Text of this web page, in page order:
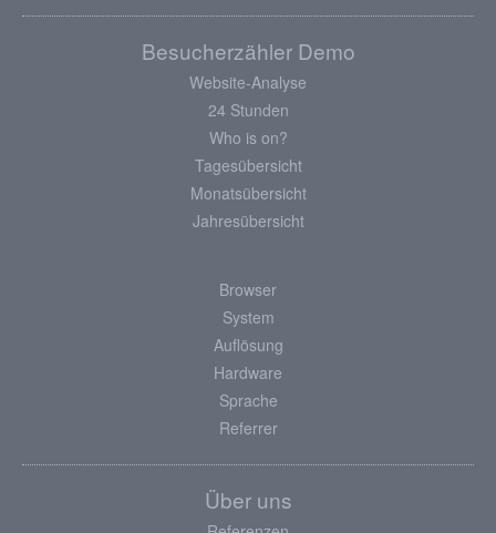
Besucherzähler Demo
Website-Analyse
24 Stunden
Who is on?
Tagesübersicht
Monatsübersicht
Jahresübersicht
Browser
System
Auflösung
Hardware
Sprache
Referrer
Über uns